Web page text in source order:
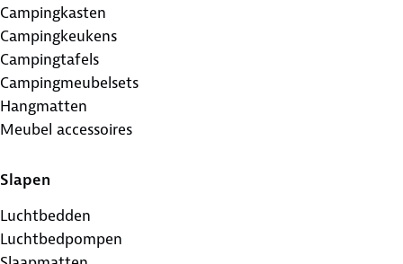
Campingkasten
Campingkeukens
Campingtafels
Campingmeubelsets
Hangmatten
Meubel accessoires
Slapen
Luchtbedden
Luchtbedpompen